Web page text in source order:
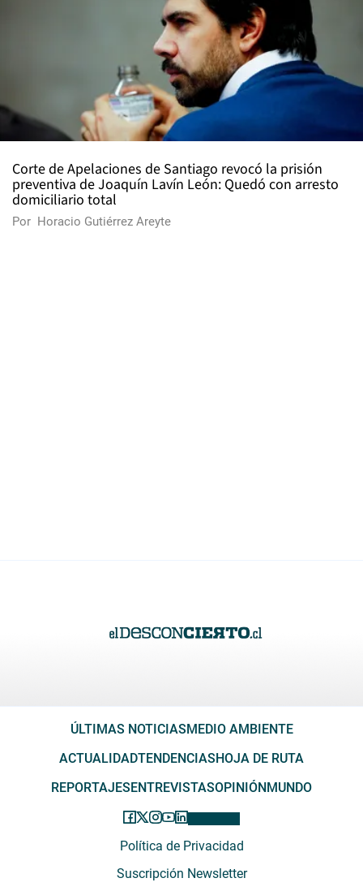
Corte de Apelaciones de Santiago revocó la prisión
preventiva de Joaquín Lavín León: Quedó con arresto
domiciliario total
Por Horacio Gutiérrez Areyte
ÚLTIMAS NOTICIAS MEDIO AMBIENTE
ACTUALIDADTENDENCIAS HOJA DE RUTA
REPORTAJES ENTREVISTASOPINIÓN MUNDO
Política de Privacidad
Suscripción Newsletter